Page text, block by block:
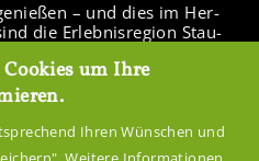
– und dies im Her­
die Er­leb­nis­re­gi­on Stau­
um Ihre
Ihren Wünschen und